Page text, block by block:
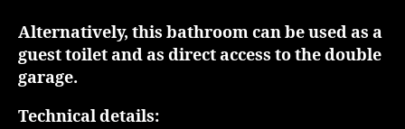
Alternatively, this bathroom can be used as a
guest toilet and as direct access to the double
garage.
Technical details: